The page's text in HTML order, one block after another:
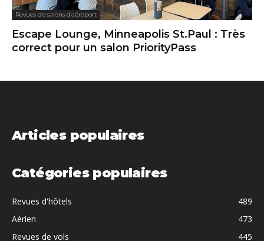
Revues de salons d'aéroport
Escape Lounge, Minneapolis St.Paul : Très
correct pour un salon PriorityPass
Articles populaires
Catégories populaires
Revues d'hôtels
489
Aérien
473
Revues de vols
445